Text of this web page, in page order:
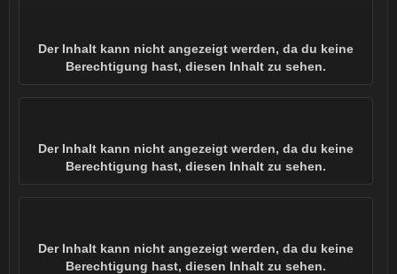
Der Inhalt kann nicht angezeigt werden, da du keine
Berechtigung hast, diesen Inhalt zu sehen.
Der Inhalt kann nicht angezeigt werden, da du keine
Berechtigung hast, diesen Inhalt zu sehen.
Der Inhalt kann nicht angezeigt werden, da du keine
Berechtigung hast, diesen Inhalt zu sehen.